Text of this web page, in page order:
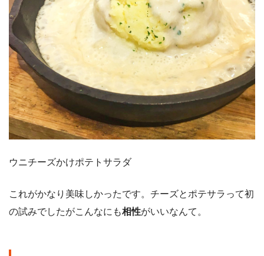
ウニチーズかけポテトサラダ
これがかなり美味しかったです。チーズとポテサラって初
の試みでしたがこんなにも相性がいいなんて。